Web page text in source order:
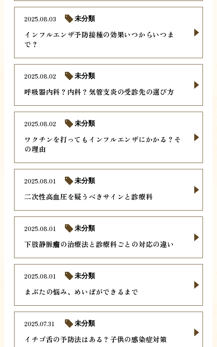
インフルエンザ予防接種の効果いつからいつま
で？
2025.08.03 未分類
呼吸器内科？内科？気管支炎の受診先の選び方
2025.08.02 未分類
ワクチンを打ってもインフルエンザにかかる？そ
の理由
2025.08.02 未分類
二次性高血圧を疑うべきサインと診療科
2025.08.01 未分類
下肢静脈瘤の治療法と診療科ごとの対応の違い
2025.08.01 未分類
まぶたの悩み、めいぼができるまで
2025.08.01 未分類
イチゴ舌の予防法はある？子供の感染症対策
2025.07.31 未分類